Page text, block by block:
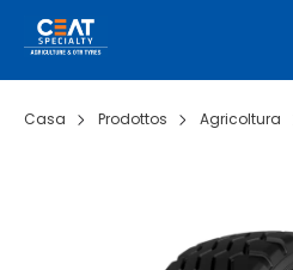
Casa Prodottos Agricoltura